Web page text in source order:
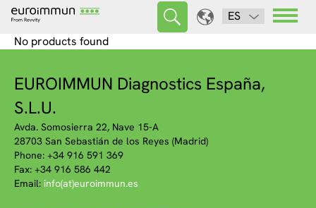
ES
No products found
EUROIMMUN Diagnostics España,
S.L.U.
Avda. Somosierra 22, Nave 15-A
28703 San Sebastián de los Reyes (Madrid)
Phone: +34 916 591 369
Fax: +34 916 586 442
Email: info(at)euroimmun.es